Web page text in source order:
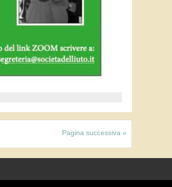
Pagina successiva »